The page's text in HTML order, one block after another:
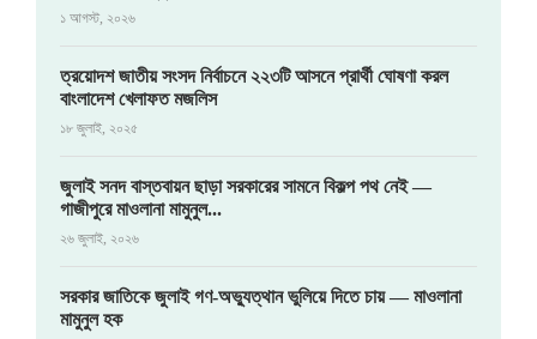
১ আগস্ট, ২০২৬
ত্রয়োদশ জাতীয় সংসদ নির্বাচনে ২২৩টি আসনে প্রার্থী ঘোষণা করল
বাংলাদেশ খেলাফত মজলিস
১৮ জুলাই, ২০২৫
জুলাই সনদ বাস্তবায়ন ছাড়া সরকারের সামনে বিকল্প পথ নেই —
গাজীপুরে মাওলানা মামুনুল...
২৬ জুলাই, ২০২৬
সরকার জাতিকে জুলাই গণ-অভ্যুত্থান ভুলিয়ে দিতে চায় — মাওলানা
মামুনুল হক